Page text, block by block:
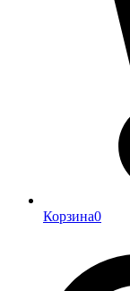
Корзина0